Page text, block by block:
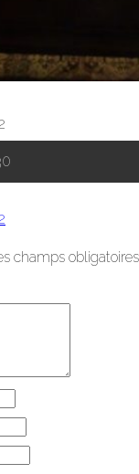
champs obligatoires